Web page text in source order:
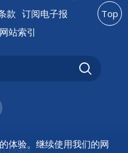
款 订阅电子报
网站索引
|Cookie
Top
体验。继续使用我们的网